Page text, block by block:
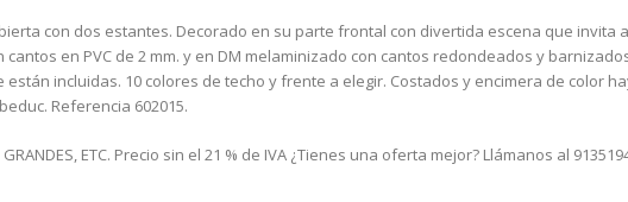
con dos estantes. Decorado en su parte frontal con divertida escena que invita
en PVC de 2 mm. y en DM melaminizado con cantos redondeados y
incluidas. 10 colores de techo y frente a elegir. Costados y encimera de color
Referencia 602015.
GRANDES, ETC. Precio sin el 21 % de IVA ¿Tienes una oferta mejor? Llámanos al